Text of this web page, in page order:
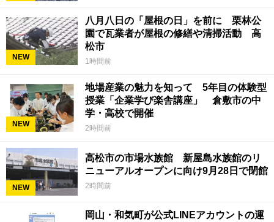
NEW
八月八日の「屋根の日」を前に 栗林公
園で瓦業者が屋根の修繕や清掃活動 高
松市
1時間前
NEW
地場産業の魅力を知って 5年目の体験型
授業「企業学び楽舎講座」 倉敷市の中
学・高校で開催
2時間前
NEW
高松市の市場水族館 新屋島水族館のリ
ニューアルオープンに向け9月28日で閉館
2時間前
岡山・和気町が公式LINEアカウントの運